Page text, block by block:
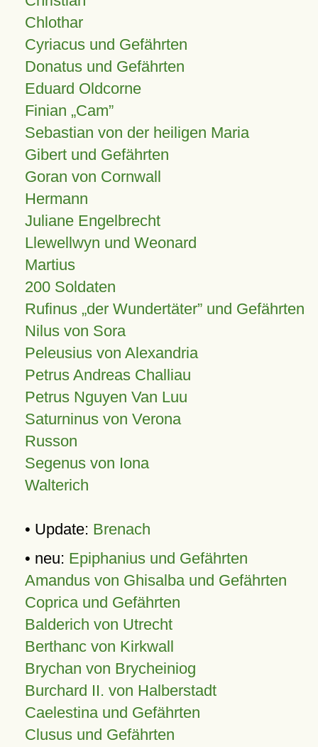
Chlothar
Cyriacus und Gefährten
Donatus und Gefährten
Eduard Oldcorne
Finian Cam
Sebastian von der heiligen Maria
Gibert und Gefährten
Goran von Cornwall
Hermann
Juliane Engelbrecht
Llewellwyn und Weonard
Martius
200 Soldaten
Rufinus „der Wundertäter” und Gefährten
Nilus von Sora
Peleusius von Alexandria
Petrus Andreas Challiau
Petrus Nguyen Van Luu
Saturninus von Verona
Russon
Segenus von Iona
Walterich
• Update: Brenach
• neu: Epiphanius und Gefährten
Amandus von Ghisalba und Gefährten
Coprica und Gefährten
Balderich von Utrecht
Berthanc von Kirkwall
Brychan von Brycheiniog
Burchard II. von Halberstadt
Caelestina und Gefährten
Clusus und Gefährten